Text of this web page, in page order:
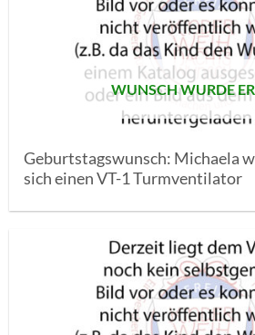
WUNSCH WURDE
Geburtstagswunsch: Michaela
sich einen VT-1 Turmventilator